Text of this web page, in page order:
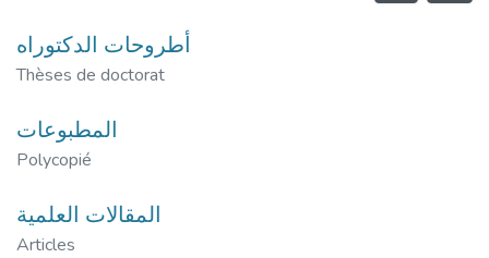
أطروحات الدكتوراه
Thèses de doctorat
المطبوعات
Polycopié
المقاﻻت العلمية
Articles